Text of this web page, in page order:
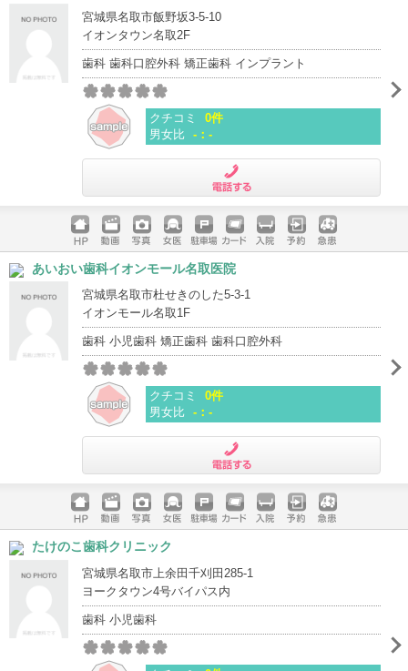
宮城県名取市飯野坂3-5-10
イオンタウン名取2F
歯科 歯科口腔外科 矯正歯科 インプラント
クチコミ
0件
男女比 -：-
ホームペ
ージ
動画 写真 女医 駐車場
クレジッ
トカード
入院 予約 急患
あいおい歯科イオンモール名取医院
宮城県名取市杜せきのした5-3-1
イオンモール名取1F
歯科 小児歯科 矯正歯科 歯科口腔外科
クチコミ
0件
男女比 -：-
ホームペ
ージ
動画 写真 女医 駐車場
クレジッ
入院 予約 急患
たけのこ歯科クリニック
宮城県名取市上余田千刈田285-1
ヨークタウン4号バイパス内
歯科 小児歯科